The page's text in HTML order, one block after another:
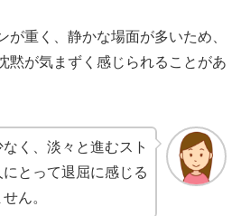
が重く、静かな場面が多いため、
黙が気まずく感じられることがあ
く、淡々と進むスト
とって退屈に感じる
ん。